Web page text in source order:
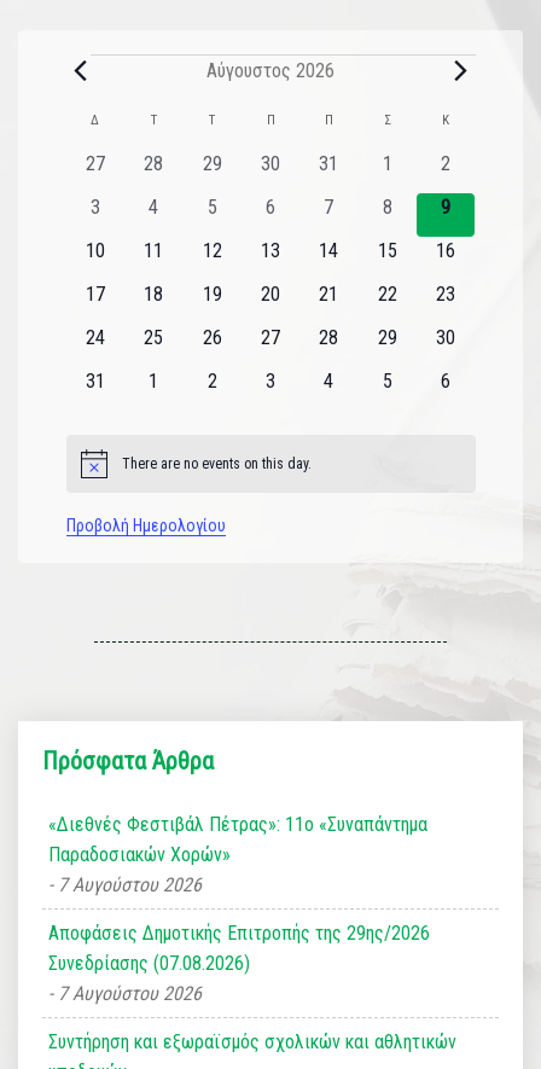
Αύγουστος 2026
Ημερολόγιο
του
Εκδηλώσεις
Δ Τ Τ Π Π Σ Κ
0
27
0
28
0
29
0
30
0
31
0
εκδηλώσεις
1
0
εκδηλώσεις
2
0
3
0
4
0
5
0
6
0
εκδηλώσεις
7
0
εκδηλώσεις
8
0
εκδηλώσεις
9
0
10
0
11
0
12
0
13
0
14
0
15
0
16
0
17
0
18
0
19
0
20
0
21
0
22
0
23
0
24
0
25
0
26
0
27
0
28
0
29
0
30
0
31
0
1
0
2
0
3
0
4
0
5
0
6
Notice There are no events on this day.
Προβολή Ημερολογίου
Πρόσφατα Άρθρα
«Διεθνές Φεστιβάλ Πέτρας»: 11ο «Συναπάντημα
Παραδοσιακών Χορών»
7 Αυγούστου 2026
Αποφάσεις Δημοτικής Επιτροπής της 29ης/2026
Συνεδρίασης (07.08.2026)
7 Αυγούστου 2026
Συντήρηση και εξωραϊσμός σχολικών και αθλητικών